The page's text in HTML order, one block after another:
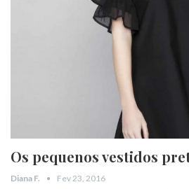
Os pequenos vestidos
Diana F. Fev 23, 2016